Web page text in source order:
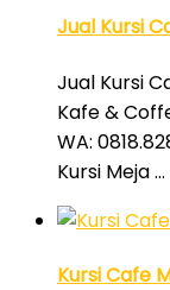
Jual Kursi
Jual Kursi
Kafe &
WA:
Kursi Meja …
Kursi Cafe